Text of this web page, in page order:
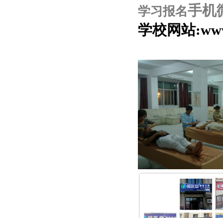
学习报名手机
学校网站